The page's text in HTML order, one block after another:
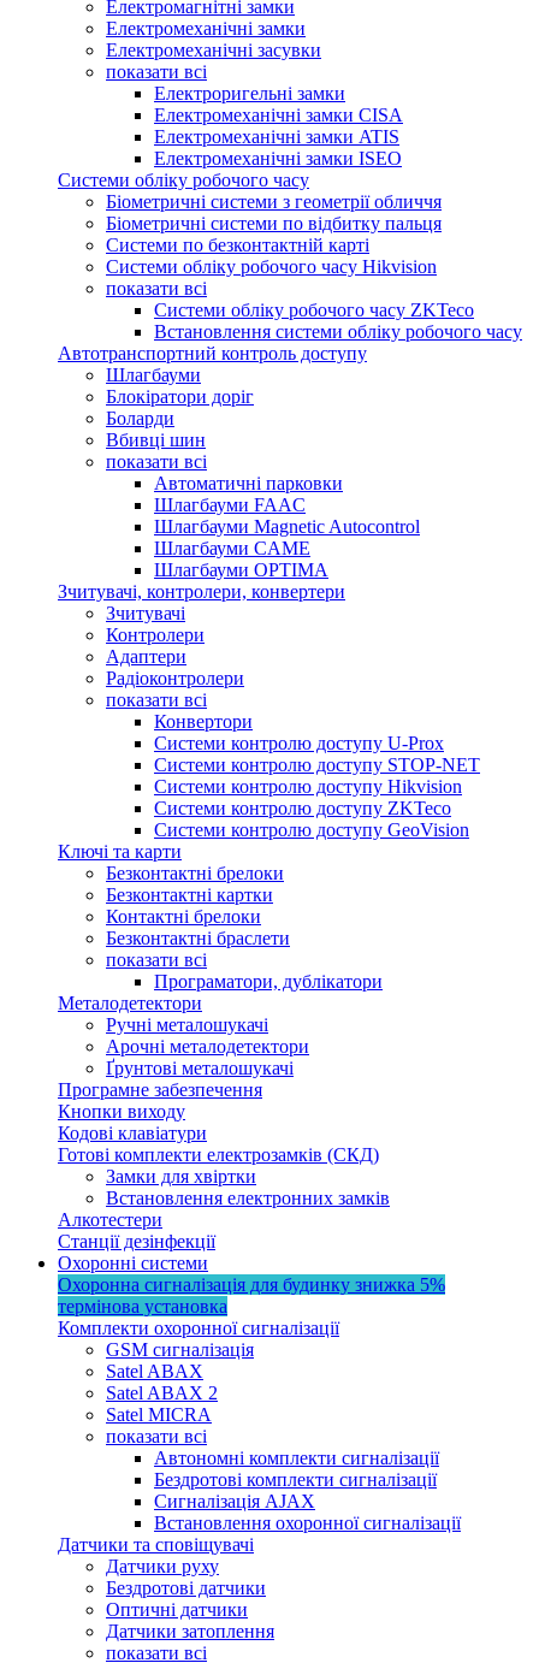
Електромагнітні замки
Електромеханічні замки
Електромеханічні засувки
показати всі
Електроригельні замки
Електромеханічні замки CISA
Електромеханічні замки ATIS
Електромеханічні замки ISEO
Системи обліку робочого часу
Біометричні системи з геометрії обличчя
Біометричні системи по відбитку пальця
Системи по безконтактній карті
Системи обліку робочого часу Hikvision
показати всі
Системи обліку робочого часу ZKTeco
Встановлення системи обліку робочого часу
Автотранспортний контроль доступу
Шлагбауми
Блокіратори доріг
Боларди
Вбивці шин
показати всі
Автоматичні парковки
Шлагбауми FAAC
Шлагбауми Magnetic Autocontrol
Шлагбауми CAME
Шлагбауми OPTIMA
Зчитувачі, контролери, конвертери
Зчитувачі
Контролери
Адаптери
Радіоконтролери
показати всі
Конвертори
Системи контролю доступу U-Prox
Системи контролю доступу STOP-NET
Системи контролю доступу Hikvision
Системи контролю доступу ZKTeco
Системи контролю доступу GeoVision
Ключі та карти
Безконтактні брелоки
Безконтактні картки
Контактні брелоки
Безконтактні браслети
показати всі
Програматори, дублікатори
Металодетектори
Ручні металошукачі
Арочні металодетектори
Ґрунтові металошукачі
Програмне забезпечення
Кнопки виходу
Кодові клавіатури
Готові комплекти електрозамків (СКД)
Замки для хвіртки
Встановлення електронних замків
Алкотестери
Станції дезінфекції
Охоронні системи
Охоронна сигналізація для будинку знижка 5%
термінова установка
Комплекти охоронної сигналізації
GSM сигналізація
Satel ABAX
Satel ABAX 2
Satel MICRA
показати всі
Автономні комплекти сигналізації
Бездротові комплекти сигналізації
Сигналізація AJAX
Встановлення охоронної сигналізації
Датчики та сповіщувачі
Датчики руху
Бездротові датчики
Оптичні датчики
Датчики затоплення
показати всі